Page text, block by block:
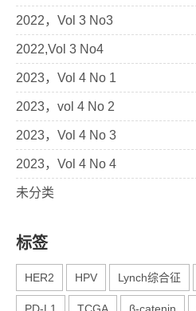
2022，Vol 3 No3
2022,Vol 3 No4
2023，Vol 4 No 1
2023，vol 4 No 2
2023，Vol 4 No 3
2023，Vol 4 No 4
未分类
标签
HER2 HPV Lynch综合征